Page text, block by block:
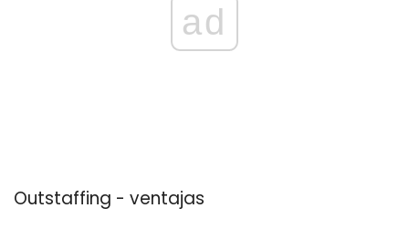
ad
Outstaffing - ventajas